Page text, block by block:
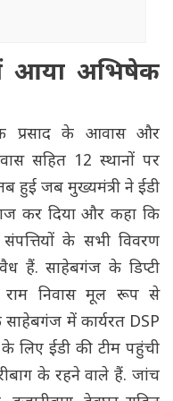
आया अभिषेक
प्रसाद के आवास और
सहित 12 स्थानों पर
हुई जब मुख्यमंत्री ने ईडी
कर दिया और कहा कि
के सभी विवरण
हैं. साहेबगंज के डिप्टी
राम निवास मूल रूप से
में कार्यरत DSP
लिए ईडी की टीम पहुंची
के रहने वाले हैं. जांच